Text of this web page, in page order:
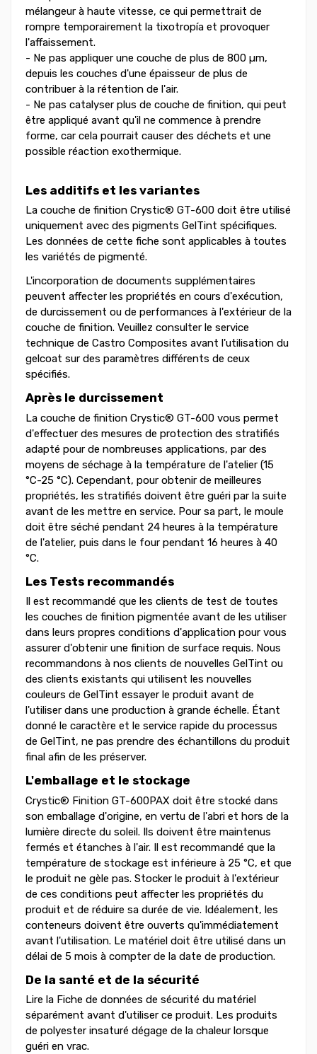
mélangeur à haute vitesse, ce qui permettrait de
rompre temporairement la tixotropía et provoquer
l'affaissement.
- Ne pas appliquer une couche de plus de 800 µm,
depuis les couches d'une épaisseur de plus de
contribuer à la rétention de l'air.
- Ne pas catalyser plus de couche de finition, qui peut
être appliqué avant qu'il ne commence à prendre
forme, car cela pourrait causer des déchets et une
possible réaction exothermique.
Les additifs et les variantes
La couche de finition Crystic® GT-600 doit être utilisé
uniquement avec des pigments GelTint spécifiques.
Les données de cette fiche sont applicables à toutes
les variétés de pigmenté.
L'incorporation de documents supplémentaires
peuvent affecter les propriétés en cours d'exécution,
de durcissement ou de performances à l'extérieur de la
couche de finition. Veuillez consulter le service
technique de Castro Composites avant l'utilisation du
gelcoat sur des paramètres différents de ceux
spécifiés.
Après le durcissement
La couche de finition Crystic® GT-600 vous permet
d'effectuer des mesures de protection des stratifiés
adapté pour de nombreuses applications, par des
moyens de séchage à la température de l'atelier (15
°C-25 °C). Cependant, pour obtenir de meilleures
propriétés, les stratifiés doivent être guéri par la suite
avant de les mettre en service. Pour sa part, le moule
doit être séché pendant 24 heures à la température
de l'atelier, puis dans le four pendant 16 heures à 40
°C.
Les Tests recommandés
Il est recommandé que les clients de test de toutes
les couches de finition pigmentée avant de les utiliser
dans leurs propres conditions d'application pour vous
assurer d'obtenir une finition de surface requis. Nous
recommandons à nos clients de nouvelles GelTint ou
des clients existants qui utilisent les nouvelles
couleurs de GelTint essayer le produit avant de
l'utiliser dans une production à grande échelle. Étant
donné le caractère et le service rapide du processus
de GelTint, ne pas prendre des échantillons du produit
final afin de les préserver.
L'emballage et le stockage
Crystic® Finition GT-600PAX doit être stocké dans
son emballage d'origine, en vertu de l'abri et hors de la
lumière directe du soleil. Ils doivent être maintenus
fermés et étanches à l'air. Il est recommandé que la
température de stockage est inférieure à 25 °C, et que
le produit ne gèle pas. Stocker le produit à l'extérieur
de ces conditions peut affecter les propriétés du
produit et de réduire sa durée de vie. Idéalement, les
conteneurs doivent être ouverts qu'immédiatement
avant l'utilisation. Le matériel doit être utilisé dans un
délai de 5 mois à compter de la date de production.
De la santé et de la sécurité
Lire la Fiche de données de sécurité du matériel
séparément avant d'utiliser ce produit. Les produits
de polyester insaturé dégage de la chaleur lorsque
guéri en vrac.